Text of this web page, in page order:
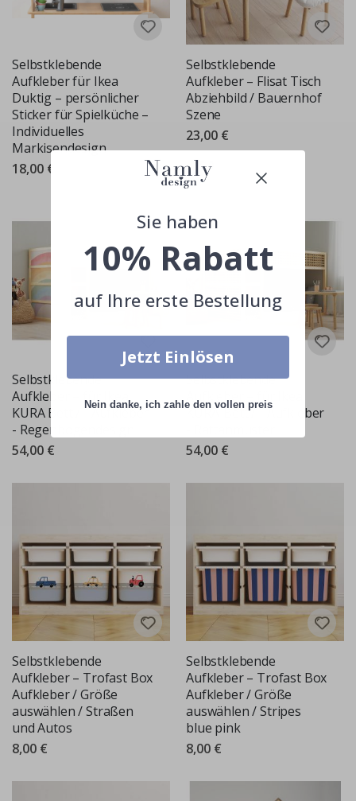
Selbstklebende
Aufkleber für Ikea
Duktig – persönlicher
Sticker für Spielküche –
Individuelles
Markisendesign
18,00 €
Selbstklebende
Aufkleber – Flisat Tisch
Abziehbild / Bauernhof
Szene
23,00 €
Bewertung:
5.0
Selbstklebende
Aufkleber – für Ikea
KURA Bett / - Aufkleber
- Regenbogendesign
54,00 €
Selbstklebende
Aufkleber – für Ikea
KURA-Bett / - Aufkleber
54,00 €
Selbstklebende
Aufkleber – Trofast Box
Aufkleber / Größe
auswählen / Straßen
und Autos
8,00 €
Selbstklebende
Aufkleber – Trofast Box
Aufkleber / Größe
auswählen / Stripes
blue pink
8,00 €
Sie haben
10% Rabatt
auf Ihre erste Bestellung
Jetzt Einlösen
Nein danke, ich zahle den vollen preis